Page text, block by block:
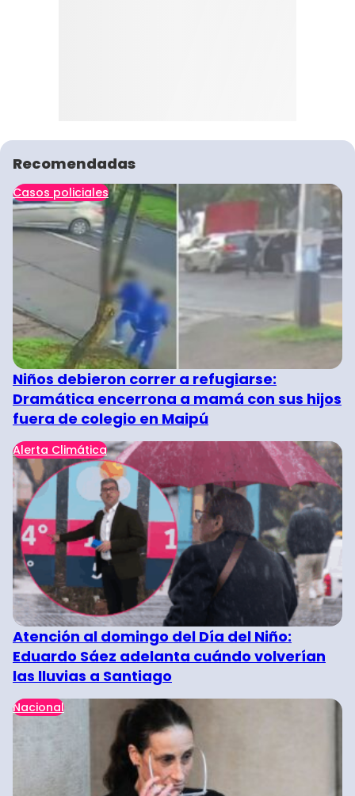
Recomendadas
Casos policiales
Niños debieron correr a refugiarse:
Dramática encerrona a mamá con sus hijos
fuera de colegio en Maipú
Alerta Climática
Atención al domingo del Día del Niño:
Eduardo Sáez adelanta cuándo volverían
las lluvias a Santiago
Nacional